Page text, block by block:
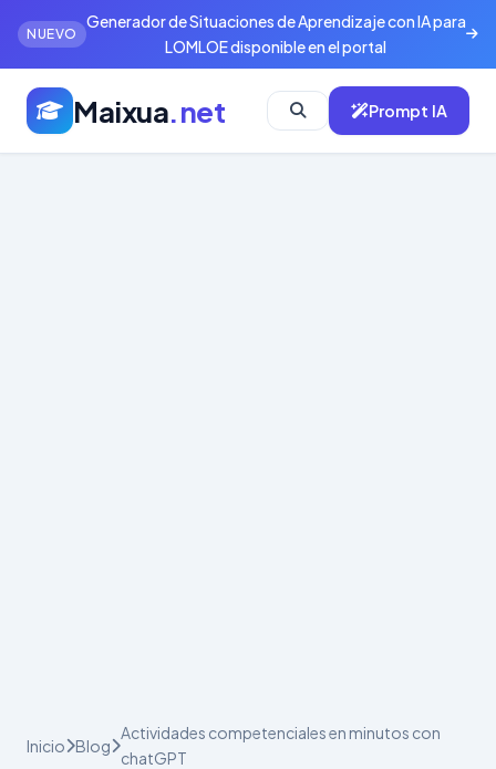
NUEVO
Generador de Situaciones de Aprendizaje con IA para
LOMLOE disponible en el portal
Maixua.net Prompt IA
Inicio Blog
Actividades competenciales en minutos con
chatGPT